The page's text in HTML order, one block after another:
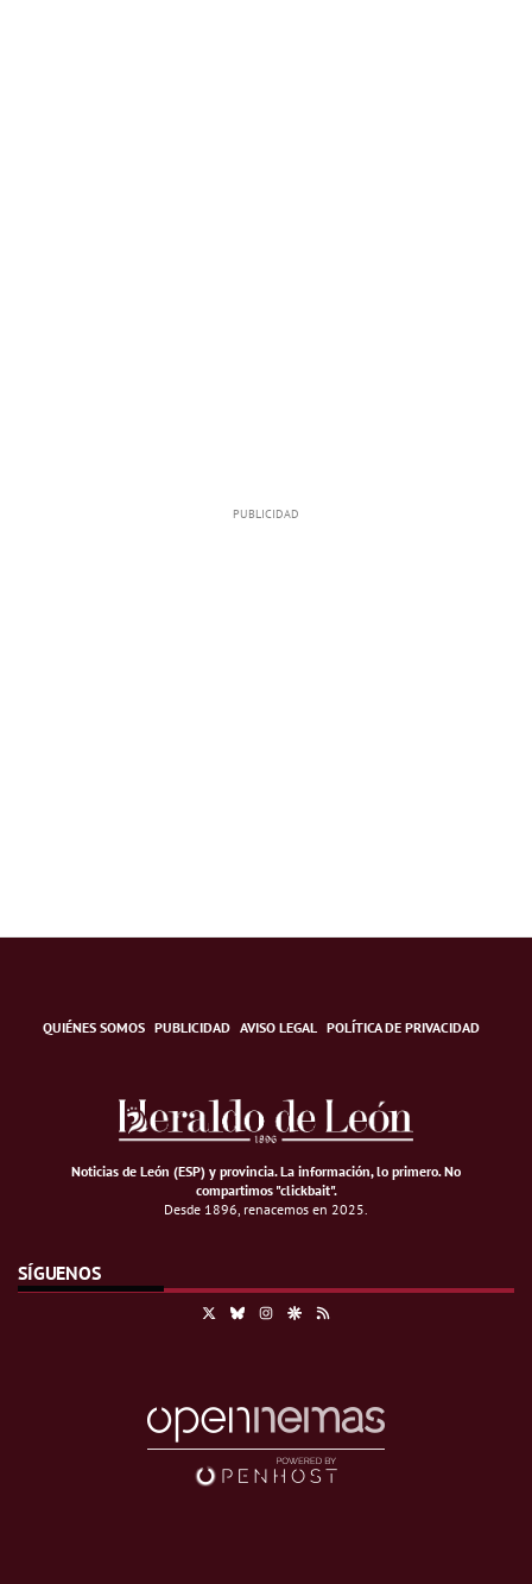
QUIÉNES SOMOS PUBLICIDAD AVISO LEGAL POLÍTICA DE PRIVACIDAD
Noticias de León (ESP) y provincia. La información, lo primero.No
compartimos "clickbait".
Desde 1896, renacemos en 2025.
SÍGUENOS
BlueskyInstagramGoogle Discover